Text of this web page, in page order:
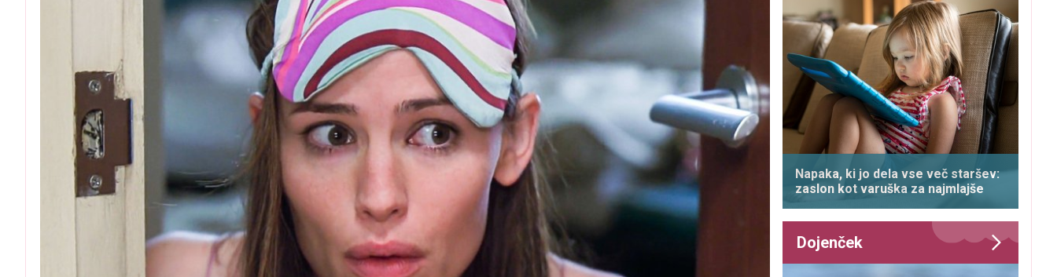
Napaka, ki jo dela vse več staršev:
zaslon kot varuška za najmlajše
Dojenček